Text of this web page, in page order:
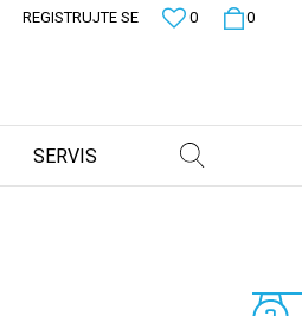
0
0
REGISTRUJTE SE
SERVIS